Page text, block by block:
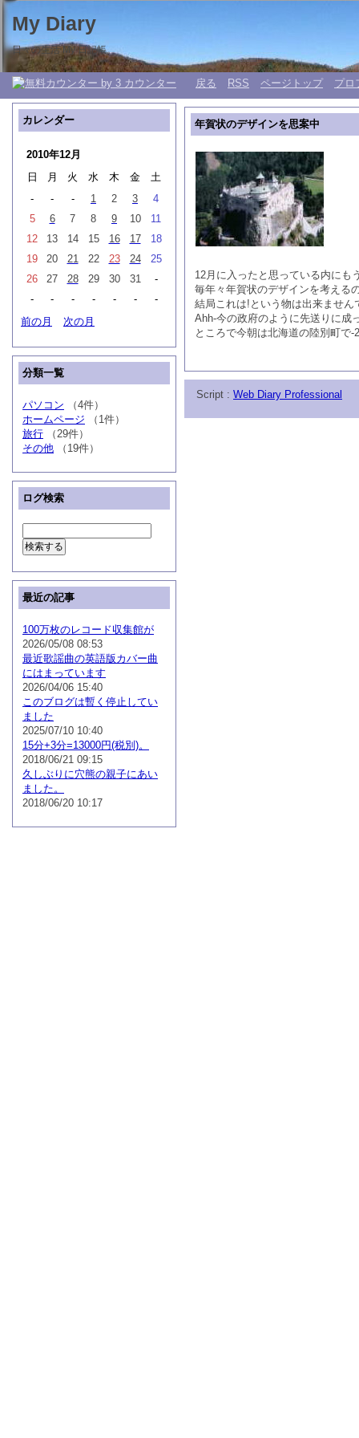
My Diary
日々の生活 My 日記帳。
戻る RSS ページトップ プロ
年賀状のデザインを思案中
12月に入ったと思っている内にも
毎年々年賀状のデザインを考える
結局これは!という物は出来ません
Ahh-今の政府のように先送りに成
ところで今朝は北海道の陸別町で
カレンダー
2010年12月
日
月 火 水 木 金
土
-
- - 1 2 3
4
5
6 7 8 9 10
11
12
13 14 15 16 17
18
19
20 21 22 23 24
25
26
27 28 29 30 31
-
-
- - - - -
-
前の月
次の月
分類一覧
パソコン （4件）
ホームページ （1件）
旅行 （29件）
その他 （19件）
ログ検索
最近の記事
100万枚のレコード収集館が
2026/05/08 08:53
最近歌謡曲の英語版カバー曲
にはまっています
2026/04/06 15:40
このブログは暫く停止してい
ました
2025/07/10 10:40
15分+3分=13000円(税別)。
2018/06/21 09:15
久しぶりに穴熊の親子にあい
ました。
2018/06/20 10:17
Script : Web Diary Professional